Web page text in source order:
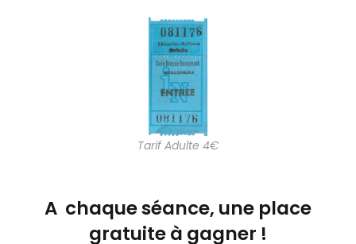
Tarif Adulte 4€
A chaque séance, une place
gratuite à gagner !